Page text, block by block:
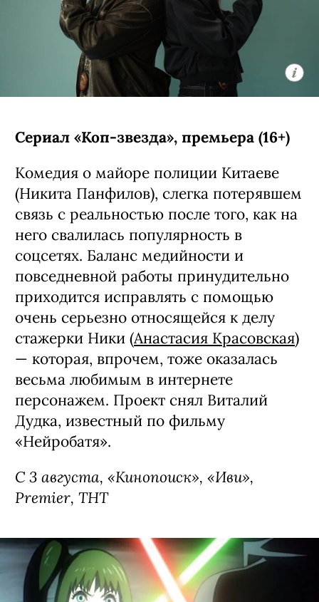
Сериал «Коп-звезда», премьера (16+)
Комедия о майоре полиции Китаеве
(Никита Панфилов), слегка потерявшем
связь с реальностью после того, как на
него свалилась популярность в
соцсетях. Баланс медийности и
повседневной работы принудительно
приходится исправлять с помощью
очень серьезно относящейся к делу
стажерки Ники (Анастасия Красовская)
— которая, впрочем, тоже оказалась
весьма любимым в интернете
персонажем. Проект снял Виталий
Дудка, известный по фильму
«Нейробатя».
С 3 августа, «Кинопоиск», «Иви»,
Premier, ТНТ